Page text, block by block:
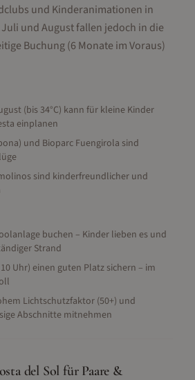
und Kinderanimationen in
und August fallen jedoch in die
Buchung (6 Monate im Voraus)
(bis 34°C) kann für kleine Kinder
einplanen
und Bioparc Fuengirola sind
sind kinderfreundlicher und
buchen – Kinder lieben es und
Strand
Uhr) einen guten Platz sichern – im
Lichtschutzfaktor (50+) und
Abschnitte mitnehmen
del Sol für Paare &